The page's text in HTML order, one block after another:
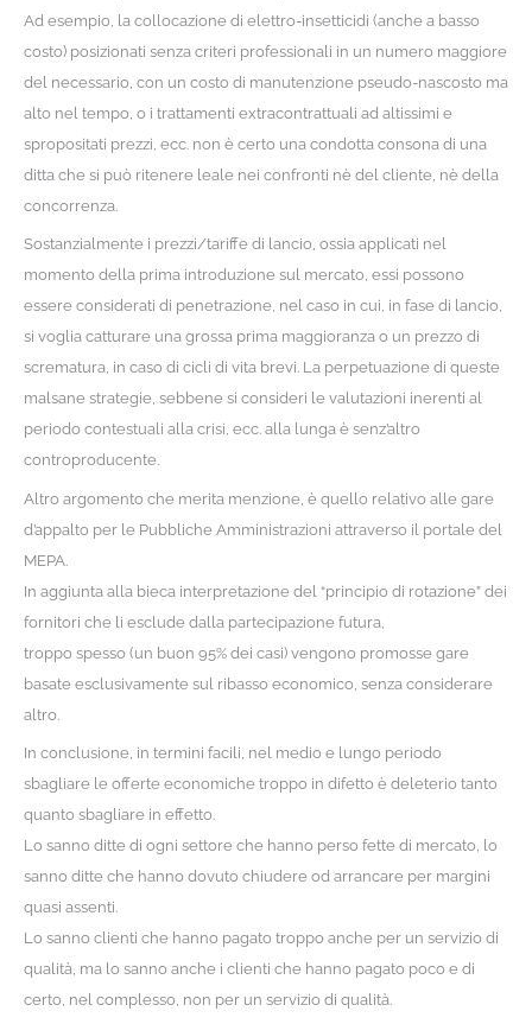
Ad esempio, la collocazione di elettro-insetticidi (anche a basso
costo) posizionati senza criteri professionali in un numero maggiore
del necessario, con un costo di manutenzione pseudo-nascosto ma
alto nel tempo, o i trattamenti extracontrattuali ad altissimi e
spropositati prezzi, ecc. non è certo una condotta consona di una
ditta che si può ritenere leale nei confronti nè del cliente, nè della
concorrenza.
Sostanzialmente i prezzi/tariffe di lancio, ossia applicati nel
momento della prima introduzione sul mercato, essi possono
essere considerati di penetrazione, nel caso in cui, in fase di lancio,
si voglia catturare una grossa prima maggioranza o un prezzo di
scrematura, in caso di cicli di vita brevi. La perpetuazione di queste
malsane strategie, sebbene si consideri le valutazioni inerenti al
periodo contestuali alla crisi, ecc. alla lunga è senz’altro
controproducente.
Altro argomento che merita menzione, è quello relativo alle gare
d’appalto per le Pubbliche Amministrazioni attraverso il portale del
MEPA.
In aggiunta alla bieca interpretazione del “principio di rotazione” dei
fornitori che li esclude dalla partecipazione futura,
troppo spesso (un buon 95% dei casi) vengono promosse gare
basate esclusivamente sul ribasso economico, senza considerare
altro.
In conclusione, in termini facili, nel medio e lungo periodo
sbagliare le offerte economiche troppo in difetto è deleterio tanto
quanto sbagliare in effetto.
Lo sanno ditte di ogni settore che hanno perso fette di mercato, lo
sanno ditte che hanno dovuto chiudere od arrancare per margini
quasi assenti.
Lo sanno clienti che hanno pagato troppo anche per un servizio di
qualità, ma lo sanno anche i clienti che hanno pagato poco e di
certo, nel complesso, non per un servizio di qualità.